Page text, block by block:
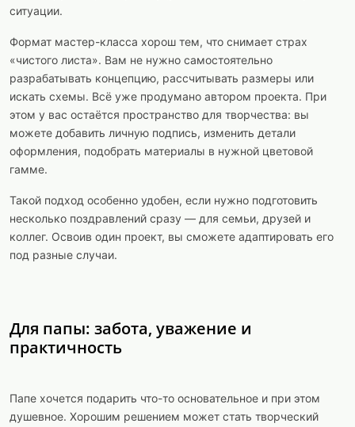
ситуации.
Формат мастер-класса хорош тем, что снимает страх
«чистого листа». Вам не нужно самостоятельно
разрабатывать концепцию, рассчитывать размеры или
искать схемы. Всё уже продумано автором проекта. При
этом у вас остаётся пространство для творчества: вы
можете добавить личную подпись, изменить детали
оформления, подобрать материалы в нужной цветовой
гамме.
Такой подход особенно удобен, если нужно подготовить
несколько поздравлений сразу — для семьи, друзей и
коллег. Освоив один проект, вы сможете адаптировать его
под разные случаи.
Для папы: забота, уважение и
практичность
Папе хочется подарить что-то основательное и при этом
душевное. Хорошим решением может стать творческий